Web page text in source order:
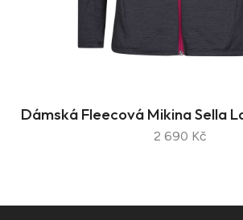
Dámská Fleecová Mikina Sella
2 690 Kč